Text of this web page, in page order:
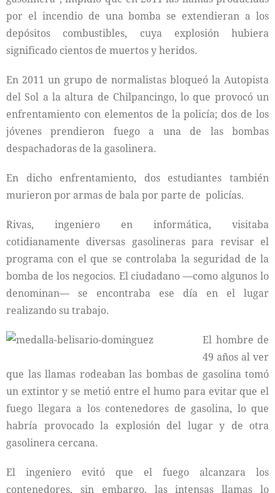
por el incendio de una bomba se extendieran a los
depósitos combustibles, cuya explosión hubiera
significado cientos de muertos y heridos.
En 2011 un grupo de normalistas bloqueó la Autopista
del Sol a la altura de Chilpancingo, lo que provocó un
enfrentamiento con elementos de la policía; dos de los
jóvenes prendieron fuego a una de las bombas
despachadoras de la gasolinera.
En dicho enfrentamiento, dos estudiantes también
murieron por armas de bala por parte de policías.
Rivas, ingeniero en informática, visitaba
cotidianamente diversas gasolineras para revisar el
programa con el que se controlaba la seguridad de la
bomba de los negocios. El ciudadano —como algunos lo
denominan— se encontraba ese día en el lugar
realizando su trabajo.
El hombre de
49 años al ver
que las llamas rodeaban las bombas de gasolina tomó
un extintor y se metió entre el humo para evitar que el
fuego llegara a los contenedores de gasolina, lo que
habría provocado la explosión del lugar y de otra
gasolinera cercana.
El ingeniero evitó que el fuego alcanzara los
contenedores, sin embargo, las intensas llamas lo